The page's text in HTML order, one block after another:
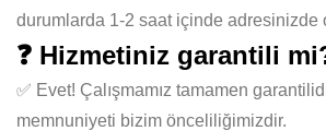
durumlarda 1-2 saat içinde adresinizde
❓ Hizmetiniz garantili
✅ Evet! Çalışmamız tamamen
memnuniyeti bizim önceliliğimizdir.